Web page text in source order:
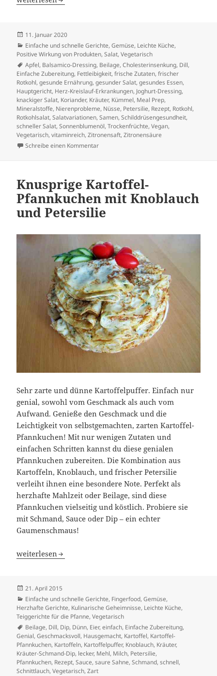
Veröffentlicht
am
11. Januar 2020
Kategorien
Einfache und schnelle Gerichte,Gemüse, Leichte Küche,
Positive Wirkung von Produkten,Salat,Vegetarisch
Schlagwörter
Apfel, Balsamico-Dressing, Beilage,Cholesterinsenkung, Dill,
Einfache Zubereitung, Fettleibigkeit,frische Zutaten,frischer
Rotkohl,gesunde Ernährung,gesunder Salat,gesundes Essen,
Hauptgericht, Herz-Kreislauf-Erkrankungen, Joghurt-Dressing,
knackiger Salat, Koriander, Kräuter, Kümmel, Meal Prep,
Mineralstoffe, Nierenprobleme, Nüsse, Petersilie, Rezept, Rotkohl,
Rotkohlsalat,Salatvariationen,Samen,Schilddrüsengesundheit,
schneller Salat,Sonnenblumenöl,Trockenfrüchte,Vegan,
Vegetarisch,vitaminreich,Zitronensaft,Zitronensäure
Schreibe einen Kommentarzu Rotkohlsalat: Ein gesundes und leckeres
Knusprige Kartoffel-
Pfannkuchen mit Knoblauch
und Petersilie
Sehr zarte und dünne Kartoffelpuffer. Einfach nur
genial, sowohl vom Geschmack als auch vom
Aufwand. Genieße den Geschmack und die
Leichtigkeit von selbstgemachten, zarten Kartoffel-
Pfannkuchen! Mit nur wenigen Zutaten und
einfachen Schritten kannst du diese genialen
Pfannkuchen zubereiten. Die Kombination aus
Kartoffeln, Knoblauch, und frischer Petersilie
verleiht ihnen eine besondere Note. Perfekt als
herzhafte Mahlzeit oder Beilage, sind diese
Pfannkuchen vielseitig und köstlich. Probiere sie
mit Schmand, Sauce oder Dip – ein echter
Gaumenschmaus!
Knusprige Kartoffel-Pfannkuchen mit Knoblauch und
weiterlesen
Veröffentlicht
am
21. April 2015
Kategorien
Einfache und schnelle Gerichte, Fingerfood,Gemüse,
Herzhafte Gerichte, Kulinarische Geheimnisse, Leichte Küche,
Teiggerichte für die Pfanne,Vegetarisch
Schlagwörter
Beilage, Dill, Dip, Dünn, Eier,einfach, Einfache Zubereitung,
Genial,Geschmacksvoll, Hausgemacht, Kartoffel, Kartoffel-
Pfannkuchen, Kartoffeln, Kartoffelpuffer, Knoblauch, Kräuter,
Kräuter-Schmand-Dip, lecker, Mehl, Milch, Petersilie,
Pfannkuchen, Rezept,Sauce,saure Sahne,Schmand,schnell,
Schnittlauch,Vegetarisch,Zart